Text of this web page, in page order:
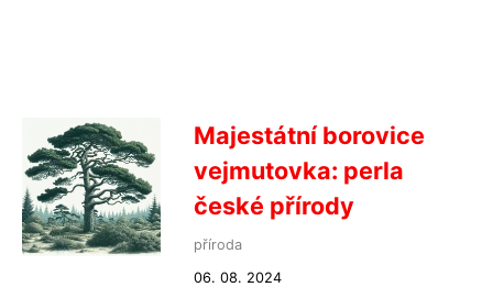
Majestátní borovice
vejmutovka: perla
české přírody
příroda
06. 08. 2024